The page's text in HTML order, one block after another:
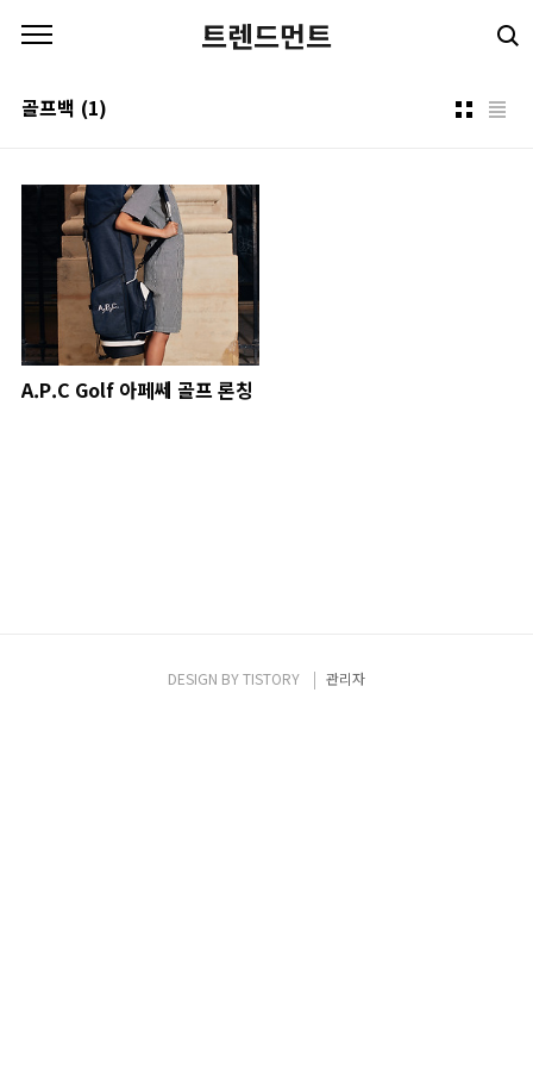
트렌드먼트
골프백 (1)
A.P.C Golf 아페쎄 골프 론칭
DESIGN BYTISTORY 관리자